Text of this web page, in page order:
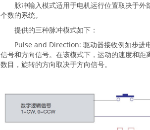
脉冲输入模式适用于电机运行位置取决于外
个数的系统。
提供的三种脉冲模式如下：
Pulse and Direction: 驱动器接收例如步进
信号和方向信号。在该模式下，运动的速度和距
数目，旋转的方向取决于方向信号。